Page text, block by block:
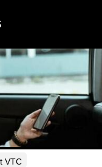
voiture
VTC